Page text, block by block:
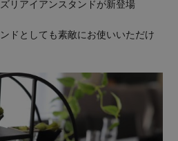
リアイアンスタンドが新登場
ドとしても素敵にお使いいただけ